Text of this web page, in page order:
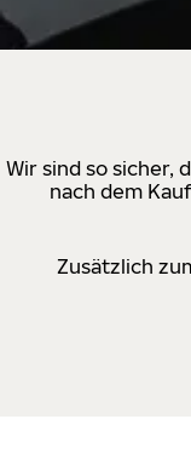
Wir sind so sicher,
nach dem
Zusätzlich